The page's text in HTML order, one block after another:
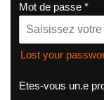
Mot de passe *
Lost your
Etes-vous un.e